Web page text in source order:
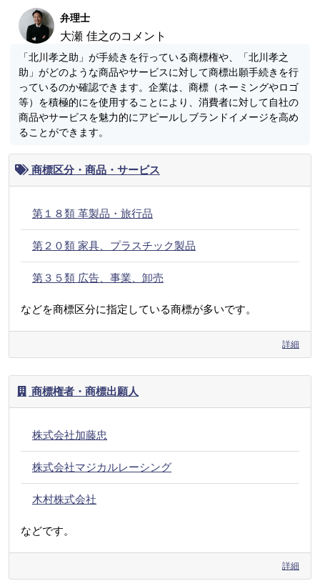
弁理士
大瀬 佳之のコメント
「北川孝之助」が手続きを行っている商標権や、「北川孝之
助」がどのような商品やサービスに対して商標出願手続きを行
っているのか確認できます。企業は、商標（ネーミングやロゴ
等）を積極的にを使用することにより、消費者に対して自社の
商品やサービスを魅力的にアピールしブランドイメージを高め
ることができます。
商標区分・商品・サービス
第１８類 革製品・旅行品
第２０類 家具、プラスチック製品
第３５類 広告、事業、卸売
などを商標区分に指定している商標が多いです。
詳細
商標権者・商標出願人
株式会社加藤忠
株式会社マジカルレーシング
木村株式会社
などです。
詳細